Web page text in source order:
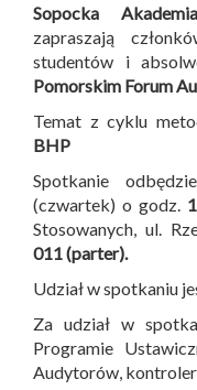
Sopocka
zapraszają
studentów i
Pomorskim Forum
Temat z cyklu
BHP
Spotkanie
(czwartek) o godz.
Stosowanych, ul.
011 (parter).
Udział w spotkaniu
Za udział w
Programie
Audytorów,